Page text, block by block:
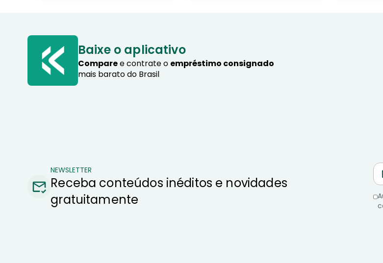
Baixe o aplicativo
Comparee contrate o empréstimo consignado
mais barato do Brasil
NEWSLETTER
Receba conteúdos inéditos e novidades
gratuitamente